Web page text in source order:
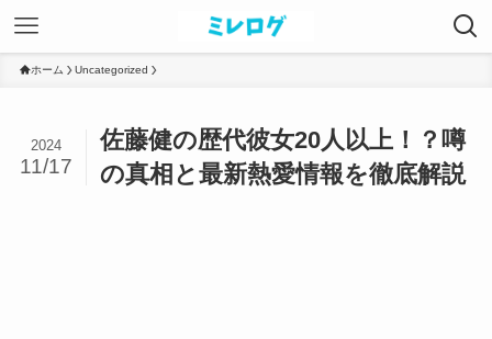
ホーム Uncategorized
佐藤健の歴代彼女20人以上！？噂
の真相と最新熱愛情報を徹底解説
2024
11/17